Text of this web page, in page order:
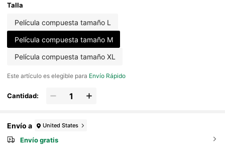
ndicador de humedad - Talla M, 64 unidades (paq
Talla
Película compuesta tamaño L
Película compuesta tamaño M
Película compuesta tamaño XL
Este artículo es elegible para Envío Rápido
Cantidad:
Envío a United States
Envío gratis